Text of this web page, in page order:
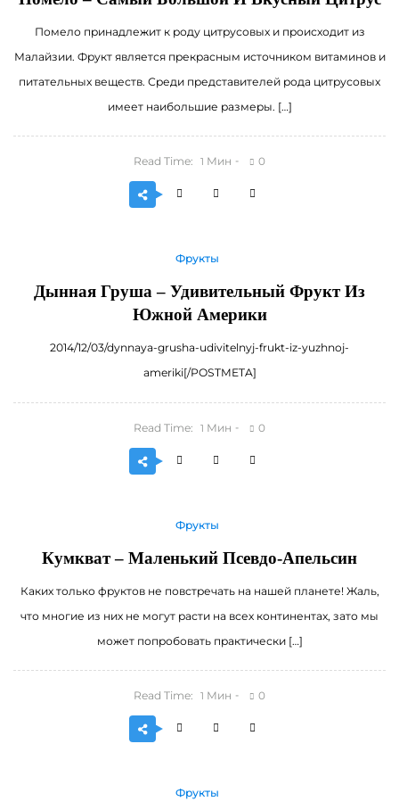
Помело принадлежит к роду цитрусовых и происходит из
Малайзии. Фрукт является прекрасным источником витаминов и
питательных веществ. Среди представителей рода цитрусовых
имеет наибольшие размеры. […]
Read Time: 1 Мин 0
Фрукты
Дынная Груша – Удивительный Фрукт Из
Южной Америки
2014/12/03/dynnaya-grusha-udivitelnyj-frukt-iz-yuzhnoj-
ameriki[/POSTMETA]
Read Time: 1 Мин 0
Фрукты
Кумкват – Маленький Псевдо-Апельсин
Каких только фруктов не повстречать на нашей планете! Жаль,
что многие из них не могут расти на всех континентах, зато мы
может попробовать практически […]
Read Time: 1 Мин 0
Фрукты